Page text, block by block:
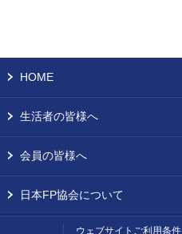
HOME
生活者の皆様へ
会員の皆様へ
日本FP協会について
ウェブサイトご利用条件